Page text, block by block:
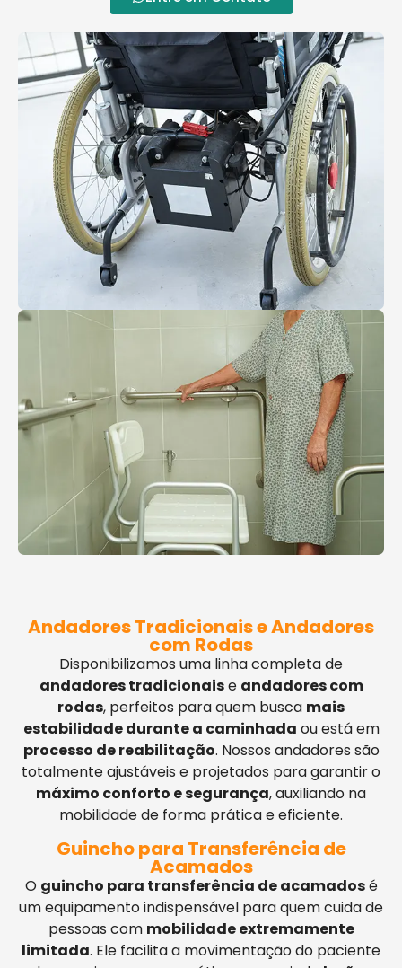
Andadores Tradicionais e Andadores
com Rodas
Disponibilizamos uma linha completa de
andadores tradicionaise andadores com
rodas, perfeitos para quem busca mais
estabilidade durante a caminhada ou está em
processo de reabilitação. Nossos andadores são
totalmente ajustáveis e projetados para garantir o
máximo conforto e segurança, auxiliando na
mobilidade de forma prática e eficiente.
Guincho para Transferência de
Acamados
O guincho para transferência de acamadosé
um equipamento indispensável para quem cuida de
pessoas com mobilidade extremamente
limitada. Ele facilita a movimentação do paciente